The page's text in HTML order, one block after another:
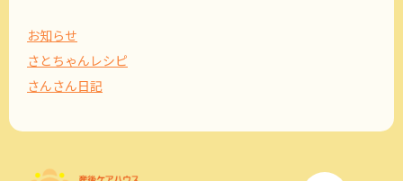
お知らせ
さとちゃんレシピ
さんさん日記